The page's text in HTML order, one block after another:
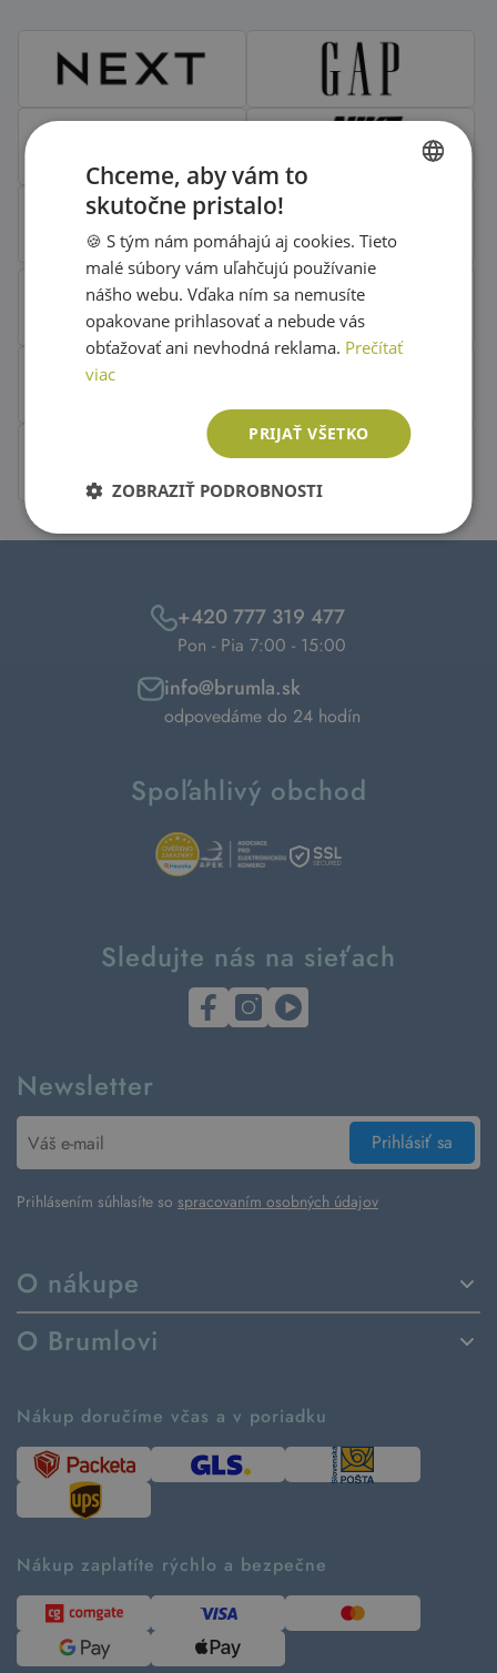
O nákupe
Spôsoby dodania a platby
Vrátenie tovaru a reklamácia
Návod ako nakupovať
Tabuľka veľkostí
Predávané značky
Kontakt
O Brumlovi
Ako tvoríme second hand
Časté otázky
Kde pomáhame
Udržateľnosť
Blog
Pre médiá
+420 777 319 477
Pon - Pia 7:00 - 15:00
info@brumla.sk
odpovedáme do 24 hodín
Spoľahlivý obchod
Sledujte nás na sieťach
Newsletter
Prihlásiť sa
Prihlásením súhlasíte so spracovaním osobných údajov
Nákup doručíme včas a v poriadku
Nákup zaplatíte rýchlo a bezpečne
ENGLISH
Chceme, aby vám to
skutočne pristalo!
🍪 S tým nám pomáhajú aj cookies. Tieto
malé súbory vám uľahčujú používanie
nášho webu. Vďaka ním sa nemusíte
opakovane prihlasovať a nebude vás
obťažovať ani nevhodná reklama. Prečítať
viac
PRIJAŤ VŠETKO
ZOBRAZIŤ PODROBNOSTI